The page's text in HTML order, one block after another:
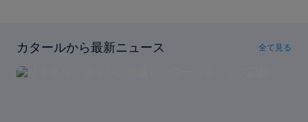
カタールから最新ニュース 全て見る